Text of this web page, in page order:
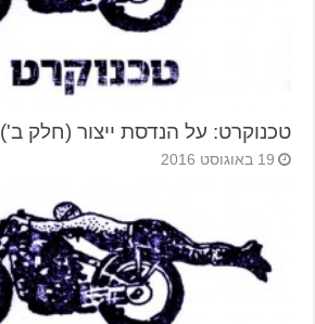
טכנוקרט: על הנדסת ייצור (חלק ב')
19 באוגוסט 2016